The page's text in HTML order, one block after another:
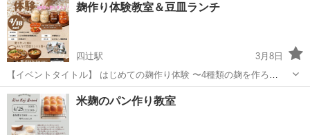
麹作り体験教室＆豆皿ランチ
四辻駅
3月8日
【イベントタイトル】 はじめての麹作り体験 〜4種類の麹を作ろ
う！〜 【開催日時】 2026年4月18日（土） 10:00〜13:00 【開催場
所】 yum.Lab（シェアショップ・レンタルスペース） 山口県山口市阿
知須...
山口 山口市 四辻駅 その他 キムチ
米麹のパン作り教室